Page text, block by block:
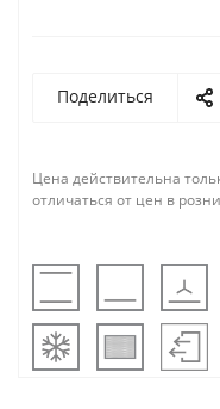
Поделиться
Цена действительна
отличаться от цен в